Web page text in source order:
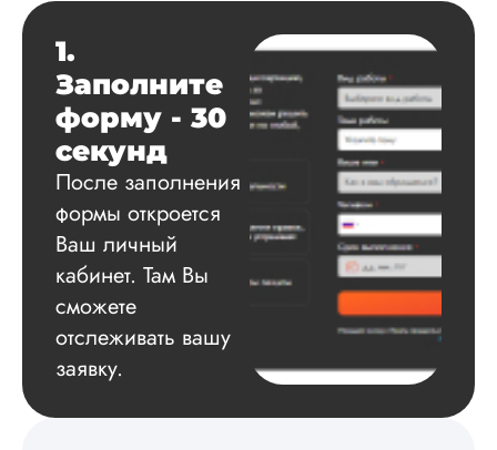
Данила
Вид работы:
Диссертация
Дата:
Автору огромное
спасибо за
сам подобрал
литературу,
оформил и провел
подробное
экспериментов,
провел. Спасибо
содействие, буду и
дальше заказывать
1.
Заполните
форму - 30
секунд
После заполнения
формы откроется
Ваш личный
кабинет. Там Вы
сможете
отслеживать вашу
заявку.